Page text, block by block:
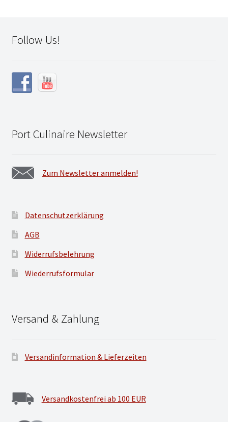
Follow Us!
Port Culinaire Newsletter
Zum Newsletter anmelden!
Datenschutzerklärung
AGB
Widerrufsbelehrung
Wiederrufsformular
Versand & Zahlung
Versandinformation & Lieferzeiten
Versandkostenfrei ab 100 EUR